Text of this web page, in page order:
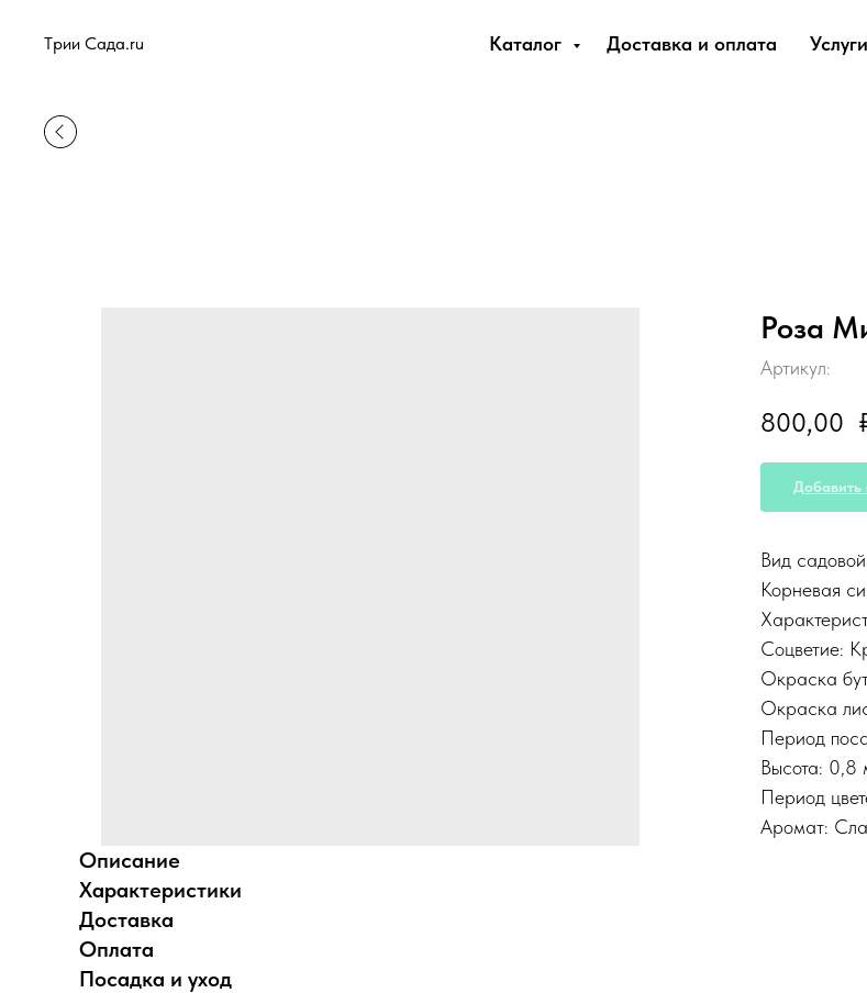
Tрии Сада.ru Каталог Доставка и оплата Услуги
Роза
Артикул:
800,00
Добавить
Вид
Корневая
Соцветие:
Окраска
Окраска
Период
Высота: 0,8
Период
Аромат:
Описание
Характеристики
Доставка
Оплата
Посадка и уход